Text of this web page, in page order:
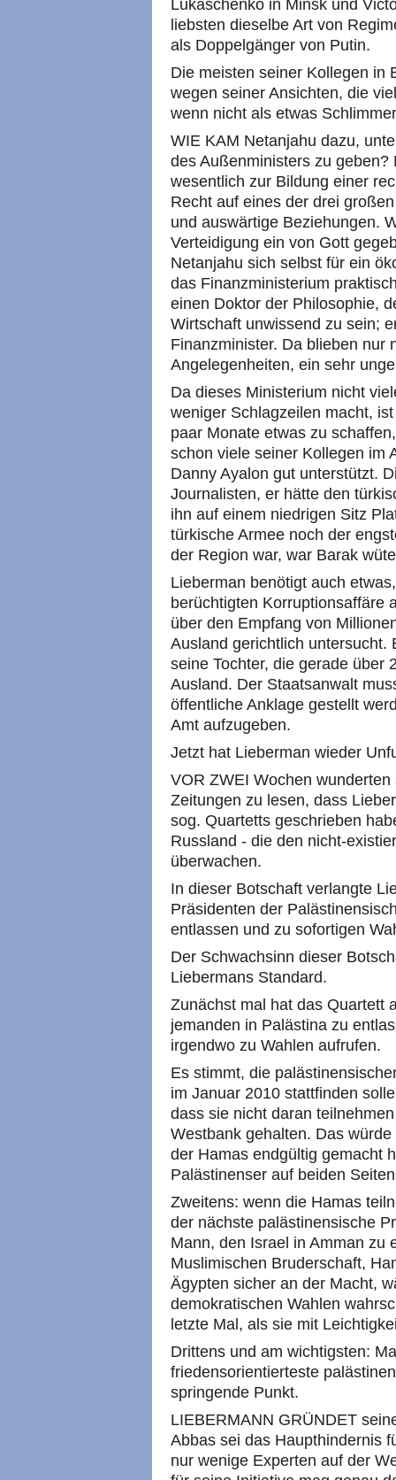
Lukaschenko in Minsk und
liebsten dieselbe Art von
als Doppelgänger von Putin.
Die meisten seiner Kollegen in
wegen seiner Ansichten, die
wenn nicht als etwas
WIE KAM Netanjahu dazu,
des Außenministers zu
wesentlich zur Bildung einer
Recht auf eines der drei
und auswärtige Beziehungen.
Verteidigung ein von Gott
Netanjahu sich selbst für ein
das Finanzministerium
einen Doktor der Philosophie,
Wirtschaft unwissend zu sein;
Finanzminister. Da blieben nur
Angelegenheiten, ein sehr
Da dieses Ministerium nicht
weniger Schlagzeilen macht,
paar Monate etwas zu
schon viele seiner Kollegen im
Danny Ayalon gut unterstützt.
Journalisten, er hätte den
ihn auf einem niedrigen Sitz
türkische Armee noch der
der Region war, war Barak
Lieberman benötigt auch
berüchtigten Korruptionsaffäre
über den Empfang von
Ausland gerichtlich untersucht.
seine Tochter, die gerade über
Ausland. Der Staatsanwalt
öffentliche Anklage gestellt
Amt aufzugeben.
Jetzt hat Lieberman wieder
VOR ZWEI Wochen
Zeitungen zu lesen, dass
sog. Quartetts geschrieben
Russland - die den nicht-
überwachen.
In dieser Botschaft verlangte
Präsidenten der
entlassen und zu sofortigen
Der Schwachsinn dieser
Liebermans Standard.
Zunächst mal hat das Quartett
jemanden in Palästina zu
irgendwo zu Wahlen aufrufen.
Es stimmt, die
im Januar 2010 stattfinden
dass sie nicht daran
Westbank gehalten. Das
der Hamas endgültig gemacht
Palästinenser auf beiden
Zweitens: wenn die Hamas
der nächste palästinensische
Mann, den Israel in Amman zu
Muslimischen Bruderschaft,
Ägypten sicher an der Macht,
demokratischen Wahlen
letzte Mal, als sie mit
Drittens und am wichtigsten:
friedensorientierteste
springende Punkt.
LIEBERMANN GRÜNDET
Abbas sei das Haupthindernis
nur wenige Experten auf der